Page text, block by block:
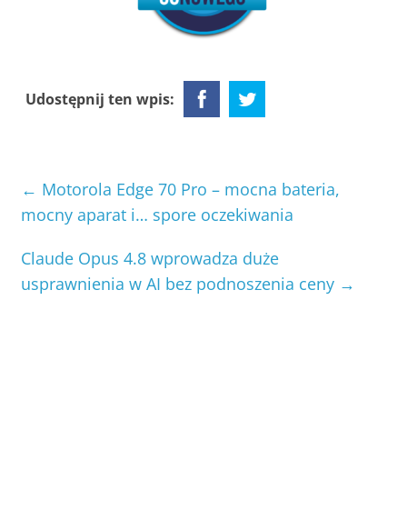
Udostępnij ten wpis:
← Motorola Edge 70 Pro – mocna bateria,
mocny aparat i… spore oczekiwania
Claude Opus 4.8 wprowadza duże
usprawnienia w AI bez podnoszenia ceny →